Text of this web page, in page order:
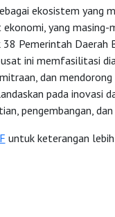
ekosistem yang
ekonomi, yang
38 Pemerintah
ini memfasilitasi
dan
pada inovasi
pengembangan, dan
untuk keterangan